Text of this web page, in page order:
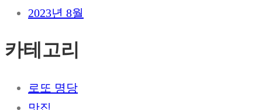
2023년 8월
카테고리
로또 명당